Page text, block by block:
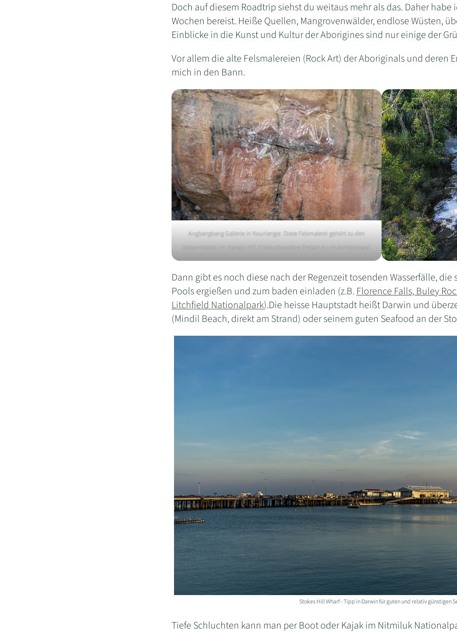
Doch auf diesem Roadtrip siehst du weitaus mehr als das. Daher
Wochen bereist. Heiße Quellen, Mangrovenwälder, endlose Wüsten,
Einblicke in die Kunst und Kultur der Aborigines sind nur einige der
Vor allem die alte Felsmalereien (Rock Art) der Aboriginals und deren
mich in den Bann.
Angbangbang Gallerie in Nourlangie. Diese Felsmalerei gehört zu den
bekanntesten im Kakadu NP. Eindrucksvollere findest du im Arnhemland.
Dann gibt es noch diese nach der Regenzeit tosenden Wasserfälle,
Pools ergießen und zum baden einladen (z.B.Florence Falls, Buley
Litchfield Nationalpark).Die heisse Hauptstadt heißt Darwin und
(Mindil Beach, direkt am Strand) oder seinem guten Seafood an der
Stokes Hill Wharf - Tipp in Darwin für guten und relativ günstigen
Tiefe Schluchten kann man per Boot oder Kajak im Nitmiluk